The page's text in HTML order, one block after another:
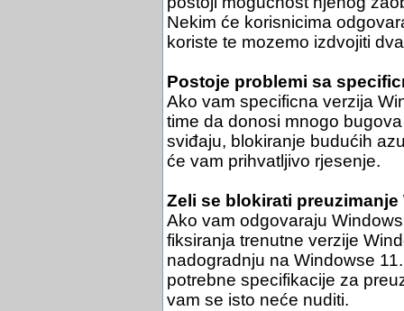
Nekim će korisnicima
koriste te mozemo izdvojiti
Postoje problemi sa
Ako vam specificna verzija
time da donosi mnogo
sviđaju, blokiranje budućih
će vam prihvatljivo rjesenje.
Zeli se blokirati preuzimanje
Ako vam odgovaraju
fiksiranja trenutne verzije
nadogradnju na Windowse
potrebne specifikacije za
vam se isto neće nuditi.